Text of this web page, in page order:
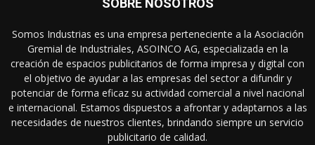
SOBRE NOSOTROS
Somos Industrias es una empresa perteneciente a la Asociación
Gremial de Industriales, ASOINCO AG, especializada en la
creación de espacios publicitarios de forma impresa y digital con
el objetivo de ayudar a las empresas del sector a difundir y
potenciar de forma eficaz su actividad comercial a nivel nacional
e internacional. Estamos dispuestos a afrontar y adaptarnos a las
necesidades de nuestros clientes, brindando siempre un servicio
publicitario de calidad.